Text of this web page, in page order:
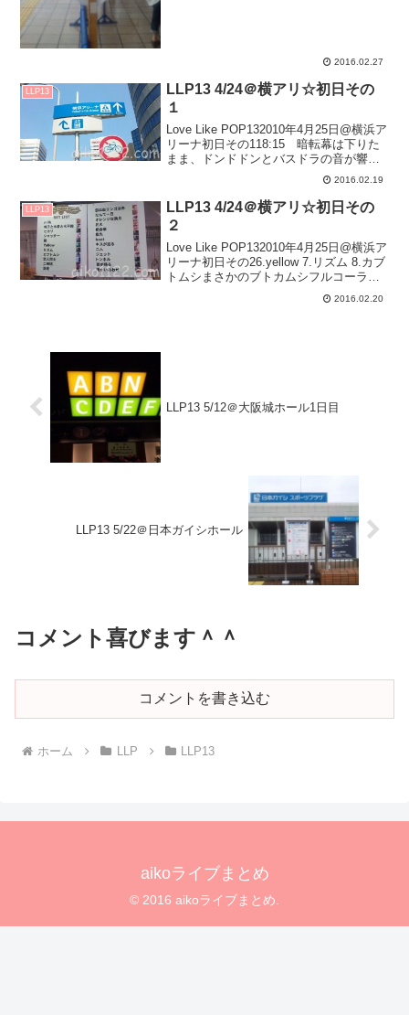
2016.02.27
LLP13
LLP13 4/24＠横アリ☆初日その
１
Love Like POP132010年4月25日@横浜ア
リーナ初日その118:15 暗転幕は下りた
まま、ドンドドンとバスドラの音が響
く。キーボードとトロンボーンが加わっ
て－－－opening.戻れない明日幕上に浮
かび上がる『Love li...
2016.02.19
LLP13
LLP13 4/24＠横アリ☆初日その
２
Love Like POP132010年4月25日@横浜ア
リーナ初日その26.yellow 7.リズム 8.カブ
トムシまさかのブトカムシフルコーラ
ス！！２コーラス目(？)からステージ上部
にオーケストラの映像。でも映像の動き
2016.02.20
LLP13 5/12＠大阪城ホール1日目
LLP13 5/22＠日本ガイシホール
コメント喜びます＾＾
コメントを書き込む
ホーム LLP LLP13
aikoライブまとめ
© 2016 aikoライブまとめ.